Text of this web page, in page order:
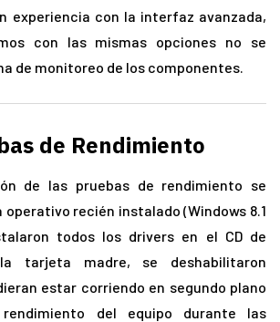
experiencia con la interfaz avanzada,
con las mismas opciones no se
de monitoreo de los componentes.
de Rendimiento
de las pruebas de rendimiento se
recién instalado (Windows 8.1
todos los drivers en el CD de
tarjeta madre, se deshabilitaron
estar corriendo en segundo plano
del equipo durante las